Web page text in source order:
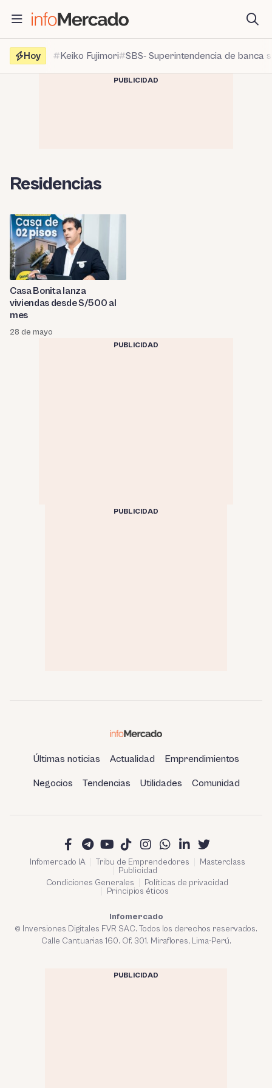
contenido
Hoy
Keiko Fujimori SBS- Superintendencia de banca
PUBLICIDAD
Residencias
Casa Bonita lanza
viviendas desde S/500 al
mes
28 de mayo
PUBLICIDAD
PUBLICIDAD
Últimas noticias Actualidad Emprendimientos
Negocios Tendencias Utilidades Comunidad
Infomercado IA Tribu de Emprendedores
Masterclass
Publicidad
Condiciones Generales
Políticas de privacidad
Principios éticos
Infomercado
© Inversiones Digitales FVR SAC. Todos los derechos reservados.
Calle Cantuarias 160. Of. 301. Miraflores, Lima-Perú.
PUBLICIDAD